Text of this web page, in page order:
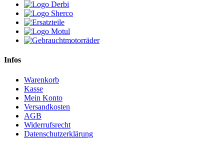
Infos
Warenkorb
Kasse
Mein Konto
Versandkosten
AGB
Widerrufsrecht
Datenschutzerklärung